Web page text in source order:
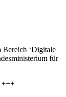
‘Digitale
für
+++